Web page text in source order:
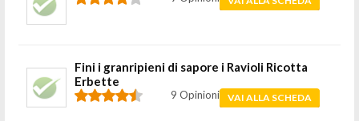
Fini i granripieni di sapore i Ravioli Ricotta
Erbette
9 Opinioni VAI ALLA SCHEDA